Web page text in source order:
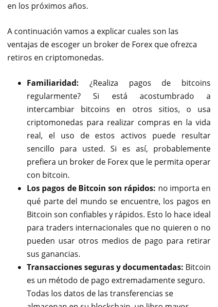
en los próximos años.
A continuación vamos a explicar cuales son las
ventajas de escoger un broker de Forex que ofrezca
retiros en criptomonedas.
Familiaridad: ¿Realiza pagos de bitcoins
regularmente? Si está acostumbrado a
intercambiar bitcoins en otros sitios, o usa
criptomonedas para realizar compras en la vida
real, el uso de estos activos puede resultar
sencillo para usted. Si es así, probablemente
prefiera un broker de Forex que le permita operar
con bitcoin.
Los pagos de Bitcoin son rápidos: no importa en
qué parte del mundo se encuentre, los pagos en
Bitcoin son confiables y rápidos. Esto lo hace ideal
para traders internacionales que no quieren o no
pueden usar otros medios de pago para retirar
sus ganancias.
Transacciones seguras y documentadas: Bitcoin
es un método de pago extremadamente seguro.
Todas los datos de las transferencias se